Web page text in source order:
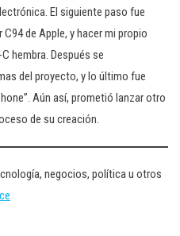
El siguiente paso fue
de Apple, y hacer mi propio
hembra. Después se
del proyecto, y lo último fue
Aún así, prometió lanzar otro
de su creación.
negocios, política u otros